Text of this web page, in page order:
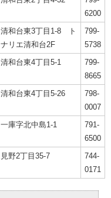
6200
清和台東3丁目1-8 ト
ナリエ清和台2F
799-
5738
清和台東4丁目5-1
799-
8665
清和台東4丁目5-26
798-
0007
一庫字北中島1-1
791-
6500
見野2丁目35-7
744-
0171